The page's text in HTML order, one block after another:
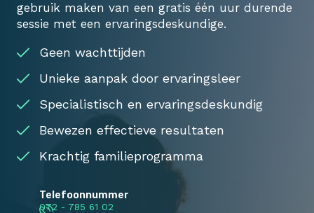
gebruik maken van een gratis één uur durende
sessie met een ervaringsdeskundige.
Geen wachttijden
Unieke aanpak door ervaringsleer
Specialistisch en ervaringsdeskundig
Bewezen effectieve resultaten
Krachtig familieprogramma
Telefoonnummer
072 - 785 61 02